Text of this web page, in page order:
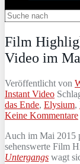
Film
Video im
Veröffentlicht von
Instant Video
das Ende, Elysium,
Keine Kommentare
Auch im Mai 2015
sehenswerte Film
Untergangs wagt